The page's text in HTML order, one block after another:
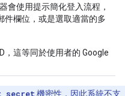
會使用提示簡化登入流程，
件欄位，或是選取適當的多
ID，這等同於使用者的 Google
機密性，因此系統不支